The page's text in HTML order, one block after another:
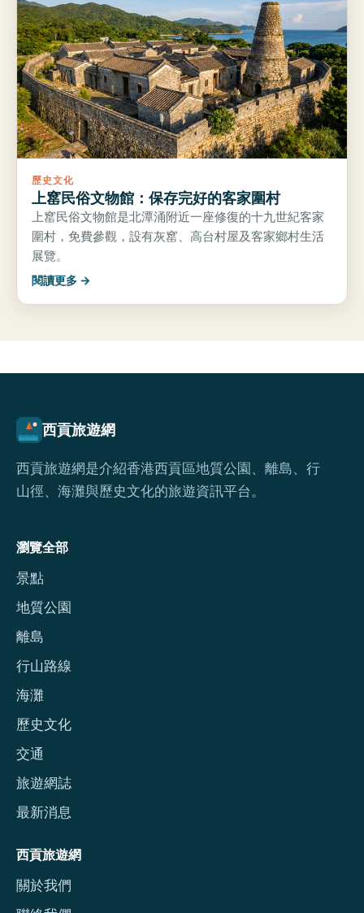
歷史文化
上窰民俗文物館：保存完好的客家圍村
上窰民俗文物館是北潭涌附近一座修復的十九世紀客家
圍村，免費參觀，設有灰窰、高台村屋及客家鄉村生活
展覽。
閱讀更多 →
西貢旅遊網
西貢旅遊網是介紹香港西貢區地質公園、離島、行
山徑、海灘與歷史文化的旅遊資訊平台。
瀏覽全部
景點
地質公園
離島
行山路線
海灘
歷史文化
交通
旅遊網誌
最新消息
西貢旅遊網
關於我們